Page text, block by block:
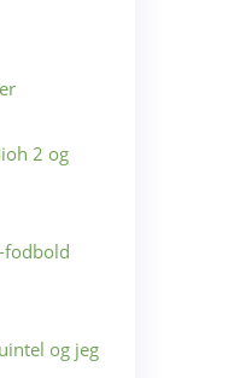
2 og
fodbold
og jeg